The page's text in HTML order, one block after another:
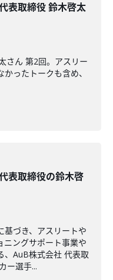
表取締役 鈴木啓太
さん 第2回。アスリー
ったトークも含め、
表取締役の鈴木啓
基づき、アスリートや
ニングサポート事業や
、AuB株式会社 代表取
ー選手...